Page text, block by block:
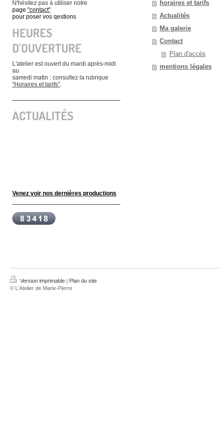
N'hésitez pas à utiliser notre
page "contact"
pour poser vos qestions
HEURES
D'OUVERTURE
L'atelier est ouvert du mardi après-midi
au
samedi matin : consultez la rubrique
"Horaires et tarifs".
ACTUALITÉS
Venez voir nos dernières productions
horaires et tarifs
Actualités
Ma galerie
Contact
Plan d'accès
mentions légales
Version imprimable | Plan du site
© L'Atelier de Marie-Pierre